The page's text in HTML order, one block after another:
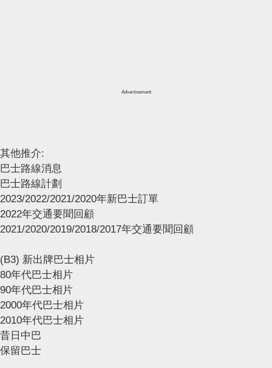
Advertisement
其他推介:
巴士路線消息
巴士路線計劃
2023/2022/2021/2020年新巴士訂單
2022年交通要聞回顧
2021/2020/2019/2018/2017年交通要聞回顧
(B3) 新出牌巴士相片
80年代巴士相片
90年代巴士相片
2000年代巴士相片
2010年代巴士相片
昔日中巴
保留巴士